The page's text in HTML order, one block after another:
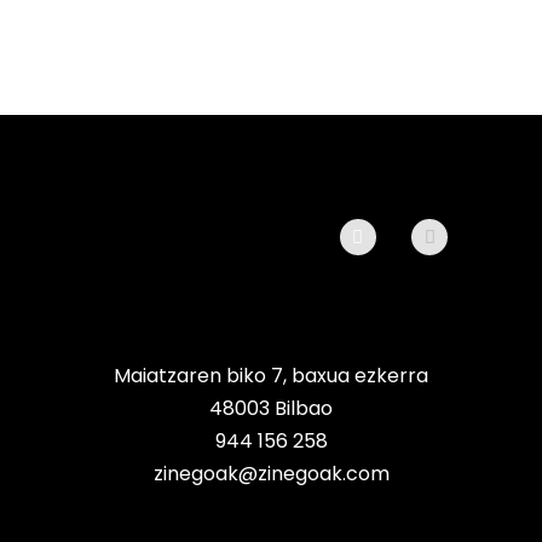
Maiatzaren biko 7, baxua ezkerra
48003 Bilbao
944 156 258
zinegoak@zinegoak.com